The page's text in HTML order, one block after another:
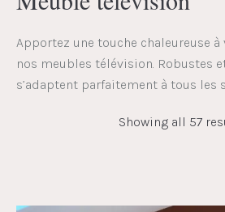
Apportez une touche chaleureuse
nos meubles télévision. Robustes
s’adaptent parfaitement à tous les
Showing all 57